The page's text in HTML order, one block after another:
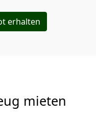
erhalten
mieten